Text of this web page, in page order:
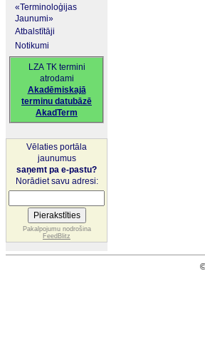
«Terminoloģijas
Jaunumi»
Atbalstītāji
Notikumi
LZA TK termini
atrodami
Akadēmiskajā
terminu datubāzē
AkadTerm
Vēlaties portāla
jaunumus
saņemt pa e-pastu?
Norādiet savu adresi:
Pakalpojumu nodrošina
FeedBlitz